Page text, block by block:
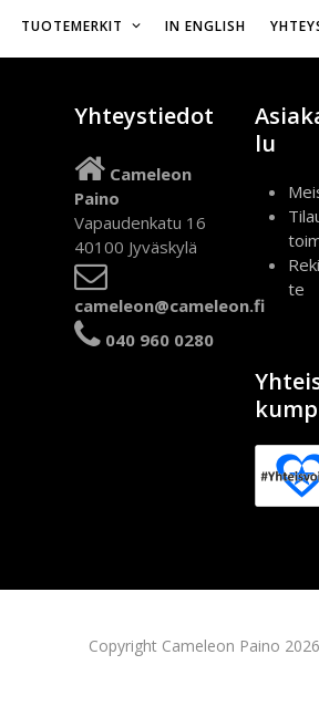
TUOTEMERKIT IN ENGLISH
Yhteystiedot
Cameleon
Paino
Vapaudenkatu 16
40100 Jyväskylä
cameleon@cameleon.fi
040 960 0280
lu
te
Copyright Cameleon Paino